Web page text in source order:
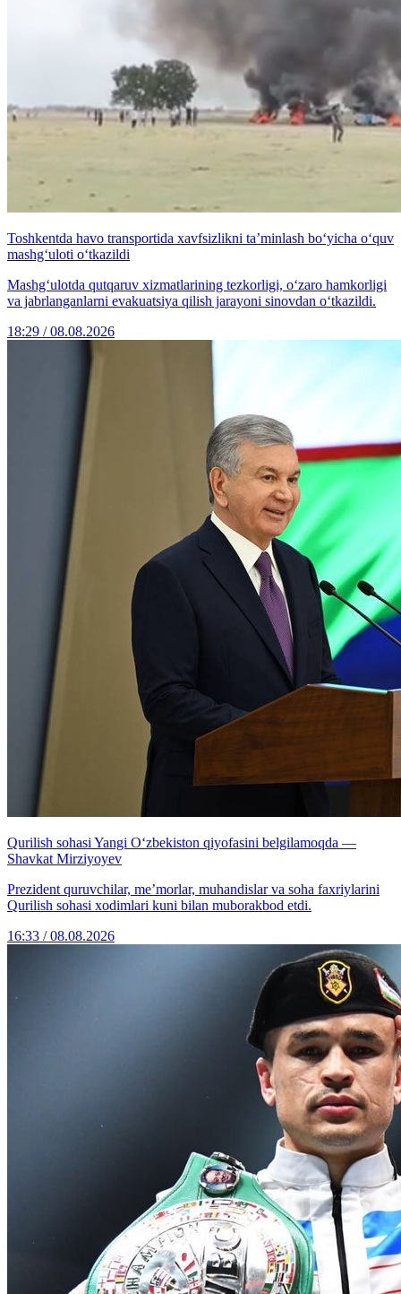
Toshkentda havo transportida xavfsizlikni ta’minlash bo‘yicha o‘quv
mashg‘uloti o‘tkazildi
Mashg‘ulotda qutqaruv xizmatlarining tezkorligi, o‘zaro hamkorligi
va jabrlanganlarni evakuatsiya qilish jarayoni sinovdan o‘tkazildi.
18:29 / 08.08.2026
Qurilish sohasi Yangi O‘zbekiston qiyofasini belgilamoqda —
Shavkat Mirziyoyev
Prezident quruvchilar, me’morlar, muhandislar va soha faxriylarini
Qurilish sohasi xodimlari kuni bilan muborakbod etdi.
16:33 / 08.08.2026